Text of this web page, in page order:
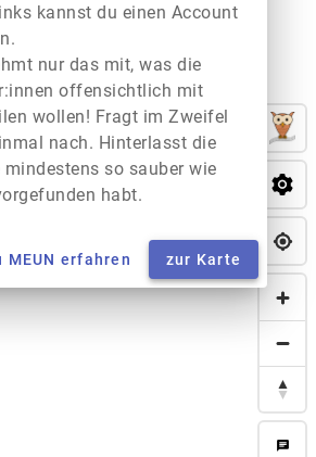
chat
kannst du einen Account
nur das mit, was die
offensichtlich mit
wollen! Fragt im Zweifel
nach. Hinterlasst die
mindestens so sauber wie
habt.
MEUN erfahren zur Karte